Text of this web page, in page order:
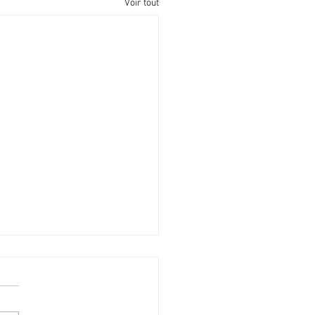
Voir tout
la culture, partout et